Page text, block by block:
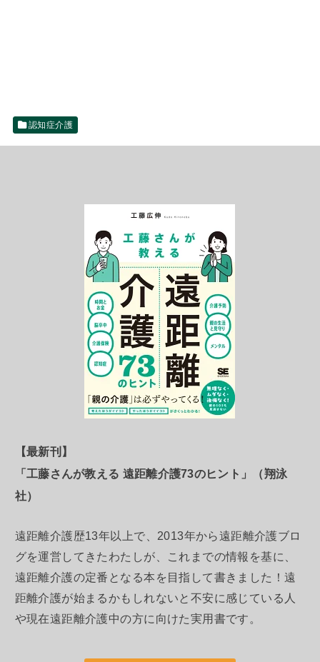
認知症介護
【最新刊】
「工藤さんが教える 遠距離介護73のヒント」（翔泳
社）
遠距離介護歴13年以上で、2013年から遠距離介護ブロ
グを運営してきたわたしが、これまでの情報を基に、
遠距離介護の定番となる本を目指して書きました！遠
距離介護が始まるかもしれないと不安に感じている人
や現在遠距離介護中の方に向けた実用書です。